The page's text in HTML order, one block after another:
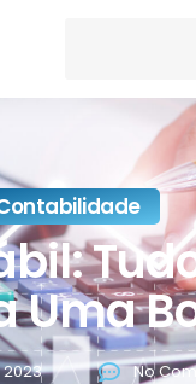
Uma
2023 No